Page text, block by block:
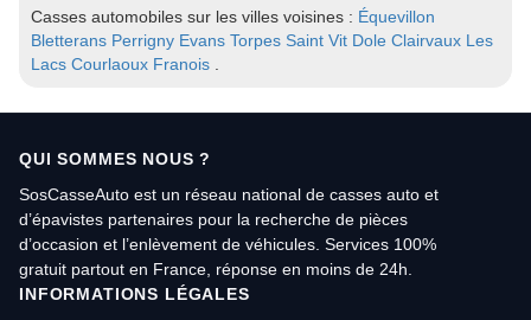
Casses automobiles sur les villes voisines : Équevillon
Bletterans Perrigny Evans Torpes Saint Vit Dole Clairvaux Les
Lacs Courlaoux Franois
QUI SOMMES NOUS ?
SosCasseAuto est un réseau national de casses auto et
d’épavistes partenaires pour la recherche de pièces
d’occasion et l’enlèvement de véhicules. Services 100%
gratuit partout en France, réponse en moins de 24h.
INFORMATIONS LÉGALES